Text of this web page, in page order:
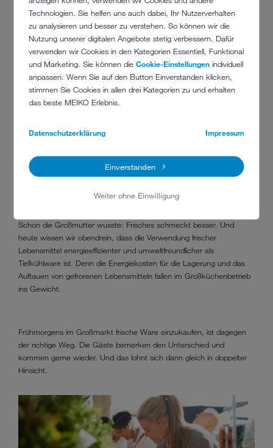
Technologien. Sie helfen uns auch dabei, Ihr Nutzerverhalten
zu analysieren und besser zu verstehen. So können wir die
Nutzung unserer digitalen Angebote stetig verbessern. Dafür
verwenden wir Cookies in den Kategorien Essentiell, Funktional
und Marketing. Sie können dieCookie-Einstellungen individuell
anpassen. Wenn Sie auf den Button Einverstanden klicken,
stimmen Sie Cookies in allen drei Kategorien zu und erhalten
das beste MEIKO Erlebnis.
Datenschutzerklärung Impressum
Einverstanden
Weiter ohne Einwilligung
30 Prozent. In der Gastronomie ist das durch den häufigen
Gebrauch schnell mal der Fall. Und das kostet bares Geld.
Schlechtes Kochgeschirr schmälert also das Betriebsergebnis.
Restaurants und Hotels sollten daher in hochwertiges Equipment
investieren!
TIPP NR. 3: FRISCHEN
LEBENSMITTELN DEN VORZUG
GEGENÜBER TIEFKÜHLWARE GEBEN
Schon die Großmutter wusste: Frisches schmeckt besser. Und
heute wissen wir obendrein, dass die Verwendung frischer
Lebensmittel energieeffizienter und umweltfreundlicher als
Tiefkühlware ist. Denn die Energiekosten für die Lagerung und das
Auftauen von gefrorenen Lebensmitteln fallen im Großküchenbetrieb
ins Gewicht.
Frühmorgens im Großmarkt frische Ware einzukaufen, ist dagegen
der richtige Weg. Die Gäste bemerken den Unterschied und
kommen gerne wieder. Und das lohnt sich dann gleich in doppelter
Hinsicht.